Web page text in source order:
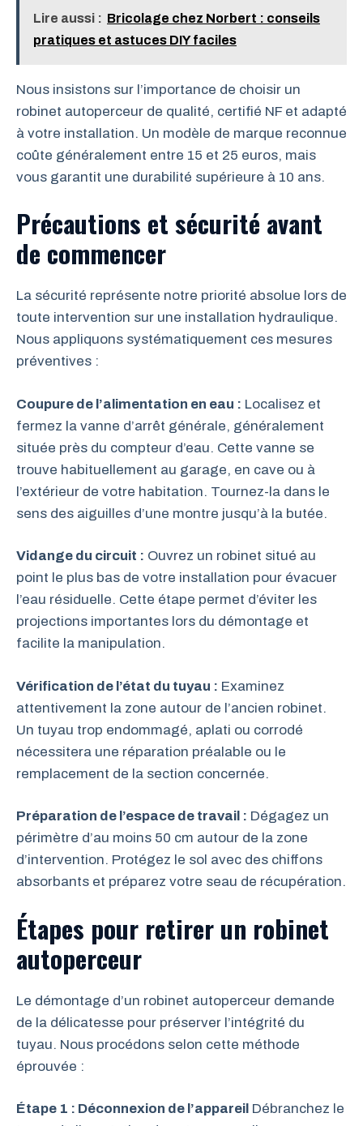
Lire aussi : Bricolage chez Norbert : conseils
pratiques et astuces DIY faciles
Nous insistons sur l’importance de choisir un
robinet autoperceur de qualité, certifié NF et adapté
à votre installation. Un modèle de marque reconnue
coûte généralement entre 15 et 25 euros, mais
vous garantit une durabilité supérieure à 10 ans.
Précautions et sécurité avant
de commencer
La sécurité représente notre priorité absolue lors de
toute intervention sur une installation hydraulique.
Nous appliquons systématiquement ces mesures
préventives :
Coupure de l’alimentation en eau : Localisez et
fermez la vanne d’arrêt générale, généralement
située près du compteur d’eau. Cette vanne se
trouve habituellement au garage, en cave ou à
l’extérieur de votre habitation. Tournez-la dans le
sens des aiguilles d’une montre jusqu’à la butée.
Vidange du circuit : Ouvrez un robinet situé au
point le plus bas de votre installation pour évacuer
l’eau résiduelle. Cette étape permet d’éviter les
projections importantes lors du démontage et
facilite la manipulation.
Vérification de l’état du tuyau : Examinez
attentivement la zone autour de l’ancien robinet.
Un tuyau trop endommagé, aplati ou corrodé
nécessitera une réparation préalable ou le
remplacement de la section concernée.
Préparation de l’espace de travail : Dégagez un
périmètre d’au moins 50 cm autour de la zone
d’intervention. Protégez le sol avec des chiffons
absorbants et préparez votre seau de récupération.
Étapes pour retirer un robinet
autoperceur
Le démontage d’un robinet autoperceur demande
de la délicatesse pour préserver l’intégrité du
tuyau. Nous procédons selon cette méthode
éprouvée :
Étape 1 : Déconnexion de l’appareil Débranchez le